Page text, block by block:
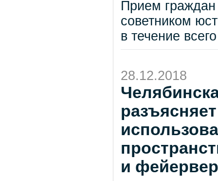
Прием
советником
в течение
28.12.2018
и